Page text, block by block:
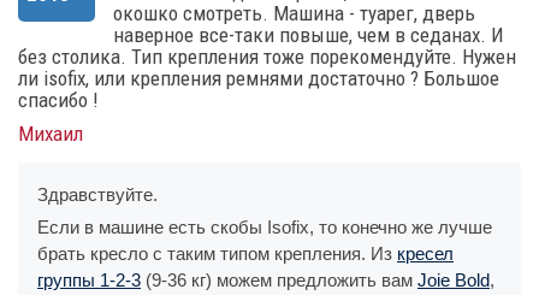
окошко смотреть. Машина - туарег, дверь
наверное все-таки повыше, чем в седанах. И
без столика. Тип крепления тоже порекомендуйте. Нужен
ли isofix, или крепления ремнями достаточно ? Большое
спасибо !
Михаил
Здравствуйте.
Если в машине есть скобы Isofix, то конечно же лучше
брать кресло с таким типом крепления. Из кресел
группы 1-2-3 (9-36 кг) можем предложить вам Joie Bold,